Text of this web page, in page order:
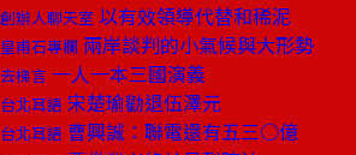
創辦人聊天室 以有效領導代替和稀泥
皇甫石專欄 兩岸談判的小氣候與大形勢
去梯言 一人一本三國演義
台北耳語 宋楚瑜勸退伍澤元
台北耳語 曹興誠：聯電還有五三○億